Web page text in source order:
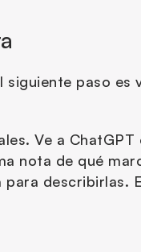
paso es
Ve a ChatGPT
nota de qué
para describirlas.